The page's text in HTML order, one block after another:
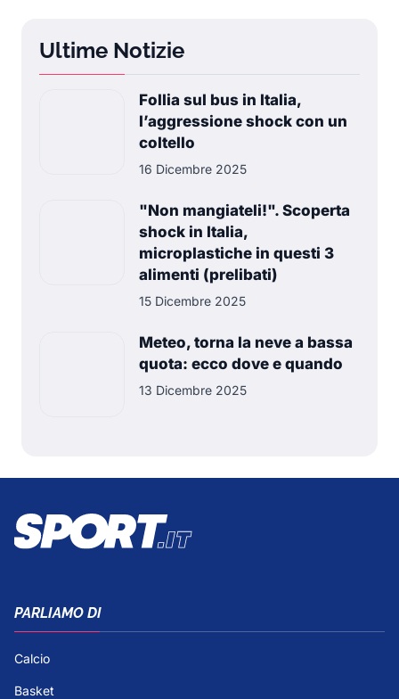
Ultime Notizie
Follia sul bus in Italia,
l’aggressione shock con un
coltello
16 Dicembre 2025
"Non mangiateli!". Scoperta
shock in Italia,
microplastiche in questi 3
alimenti (prelibati)
15 Dicembre 2025
Meteo, torna la neve a bassa
quota: ecco dove e quando
13 Dicembre 2025
PARLIAMO DI
Calcio
Basket